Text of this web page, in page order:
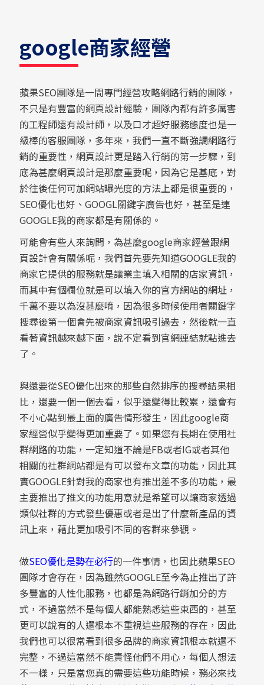
顧問與專業人士網頁
工業品牌 SEO 優化
醫師個人品牌官網
品牌官網改版實績
google商家經營
蘋果SEO團隊是一間專門經營攻略網路行銷的團隊，
不只是有豐富的網頁設計經驗，團隊內都有許多厲害
的工程師還有設計師，以及口才超好服務態度也是一
級棒的客服團隊，多年來，我們一直不斷強調網路行
銷的重要性，網頁設計更是踏入行銷的第一步驟，到
底為甚麼網頁設計是那麼重要呢，因為它是基底，對
於往後任何可加網站曝光度的方法上都是很重要的，
SEO優化也好、GOOGL關鍵字廣告也好，甚至是連
GOOGLE我的商家都是有關係的。
可能會有些人來詢問，為甚麼google商家經營跟網
頁設計會有關係呢，我們首先要先知道GOOGLE我的
商家它提供的服務就是讓業主填入相關的店家資訊，
而其中有個欄位就是可以填入你的官方網站的網址，
千萬不要以為沒甚麼唷，因為很多時候使用者關鍵字
搜尋後第一個會先被商家資訊吸引過去，然後就一直
看著資訊越來越下面，說不定看到官網連結就點進去
了。
與還要從SEO優化出來的那些自然排序的搜尋結果相
比，還要一個一個去看，似乎還變得比較累，還會有
不小心點到最上面的廣告情形發生，因此google商
家經營似乎變得更加重要了。如果您有長期在使用社
群網路的功能，一定知道不論是FB或者IG或者其他
相關的社群網站都是有可以發布文章的功能，因此其
實GOOGLE針對我的商家也有推出差不多的功能，最
主要推出了推文的功能用意就是希望可以讓商家透過
類似社群的方式發些優惠或者是出了什麼新產品的資
訊上來，藉此更加吸引不同的客群來參觀。
做SEO優化是勢在必行的一件事情，也因此蘋果SEO
團隊才會存在，因為雖然GOOGLE至今為止推出了許
多豐富的人性化服務，也都是為網路行銷加分的方
式，不過當然不是每個人都能熟悉這些東西的，甚至
更可以說有的人還根本不重視這些服務的存在，因此
我們也可以很常看到很多品牌的商家資訊根本就還不
完整，不過這當然不能責怪他們不用心，每個人想法
不一樣，只是當您真的需要這些功能時候，務必來找